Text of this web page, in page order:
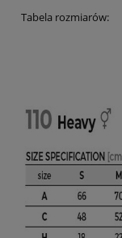
Tabela rozmiarów: